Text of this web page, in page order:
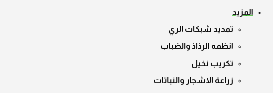
المزيد
تمديد شبكات الري
انظمه الرذاذ والضباب
تكريب نخيل
زراعة الاشجار والنباتات